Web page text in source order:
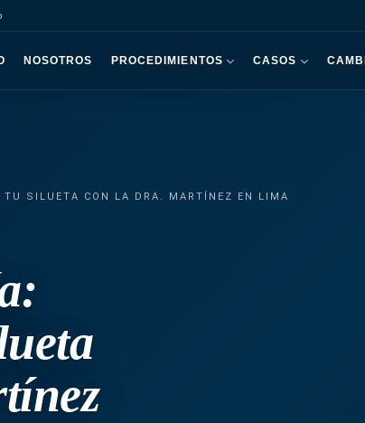
NOSOTROS PROCEDIMIENTOS CASOS
SILUETA CON LA DRA. MARTÍNEZ EN LIMA